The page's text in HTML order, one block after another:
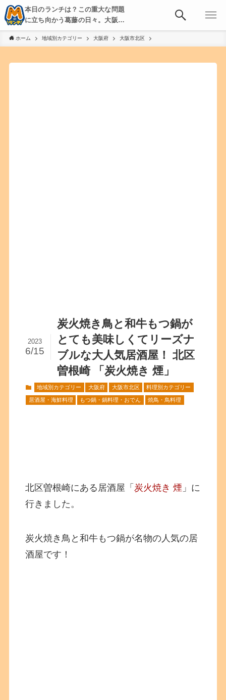
本日のランチは？この重大な問題
に立ち向かう葛藤の日々。大阪・
京都・神戸を中心とした食べ歩
き、飲み歩きを綴る。
ホーム 地域別カテゴリー 大阪府 大阪市北区
炭火焼き鳥と和牛もつ鍋が
とても美味しくてリーズナ
ブルな大人気居酒屋！ 北区
曽根崎 「炭火焼き 煙」
2023
6/15
地域別カテゴリー 大阪府 大阪市北区 料理別カテゴリー
居酒屋・海鮮料理 もつ鍋・鍋料理・おでん 焼鳥・鳥料理
北区曽根崎にある居酒屋「炭火焼き 煙 」に
行きました。
炭火焼き鳥と和牛もつ鍋が名物の人気の居
酒屋です！